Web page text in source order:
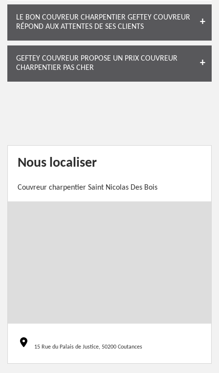
LE BON COUVREUR CHARPENTIER GEFTEY COUVREUR
RÉPOND AUX ATTENTES DE SES CLIENTS
GEFTEY COUVREUR PROPOSE UN PRIX COUVREUR
CHARPENTIER PAS CHER
Nous localiser
Couvreur charpentier Saint Nicolas Des Bois
15 Rue du Palais de Justice, 50200 Coutances